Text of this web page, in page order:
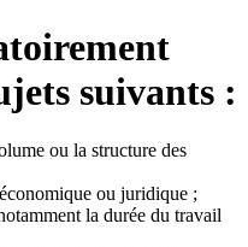
suivants :
ou la structure des
ou juridique ;
la durée du travail